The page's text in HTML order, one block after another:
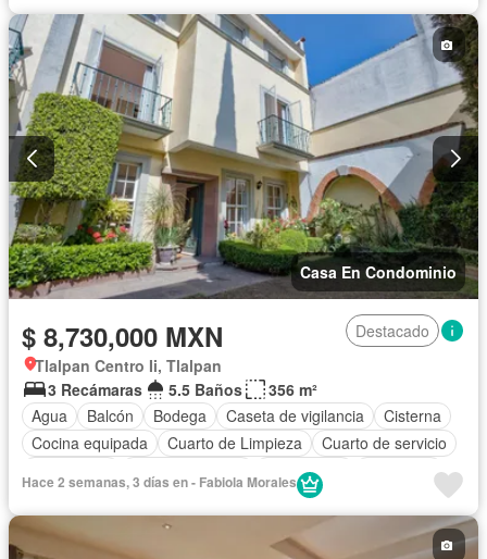
Casa En Condominio
$ 8,730,000 MXN
Destacado
Tlalpan Centro Ii, Tlalpan
3 Recámaras
5.5 Baños
356 m²
Agua
Balcón Bodega Caseta de vigilancia
Cisterna
Cocina equipada
Cuarto de Limpieza
Cuarto de servicio
Gas natural
Sala polivalente
Hace 2 semanas, 3 días en - Fabiola Morales